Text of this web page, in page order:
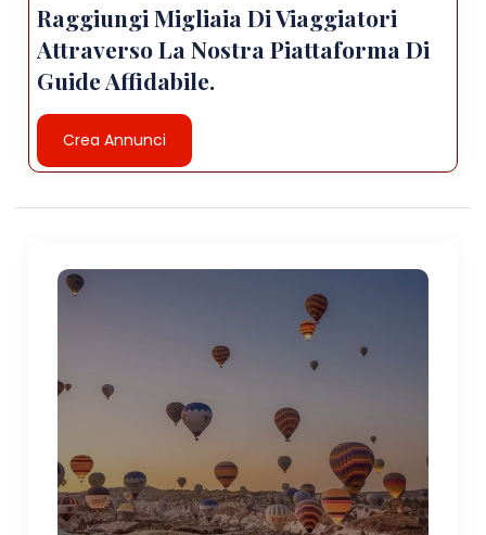
Raggiungi Migliaia Di Viaggiatori
Attraverso La Nostra Piattaforma Di
Guide Affidabile.
Crea Annunci